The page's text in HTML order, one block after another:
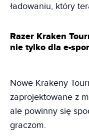
ładowaniu, który
Razer Kraken
nie tylko dla e-
Nowe Krakeny
zaprojektowane z
ale powinny się
graczom.